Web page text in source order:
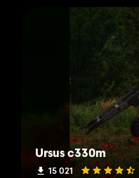
Ursus c330m
15 021